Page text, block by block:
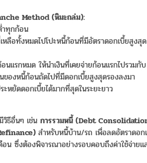
Method (หิมะถล่ม):
ำทุกก้อน
หลือทั้งหมดไปโปะหนี้ก้อนที่มีอัตราดอกเบี้ยสูงสุด
นแรกหมด ให้นำเงินที่เคยจ่ายก้อนแรกไปรวมกับ
ของหนี้ก้อนถัดไปที่มีดอกเบี้ยสูงสุดรองลงมา
ะหยัดดอกเบี้ยได้มากที่สุดในระยะยาว
ธีอื่นๆ เช่น การรวมหนี้ (Debt
สำหรับหนี้บ้าน/รถ เพื่อลดอัตราดอก
อน ซึ่งต้องพิจารณาอย่างรอบคอบถึงค่าใช้จ่ายแ